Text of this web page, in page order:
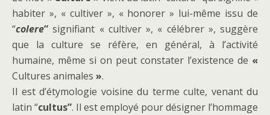
habiter », « cultiver », « honorer » lui-même issu de
“colere” signifiant « cultiver », « célébrer », suggère
que la culture se réfère, en général, à l’activité
humaine, même si on peut constater l’existence de «
Cultures animales ».
Il est d’étymologie voisine du terme culte, venant du
latin “cultus”. Il est employé pour désigner l’hommage